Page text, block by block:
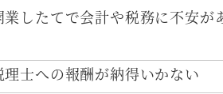
業したてで会計や税務に不安が
士への報酬が納得いかない